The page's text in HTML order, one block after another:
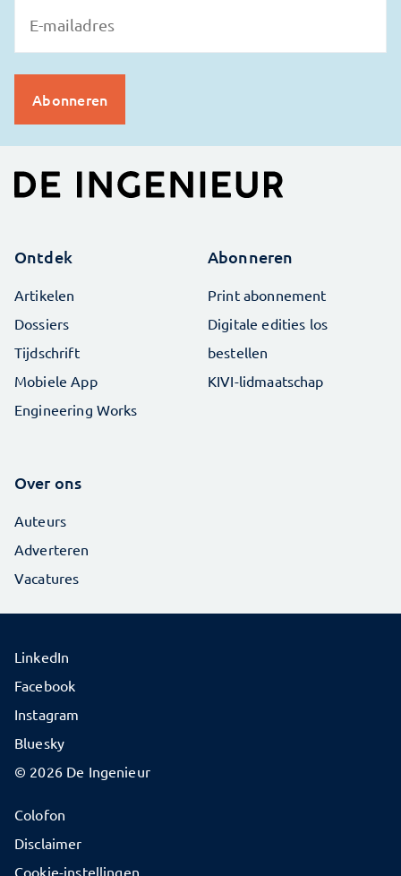
Ontdek
Artikelen
Dossiers
Tijdschrift
Mobiele App
Engineering Works
Abonneren
Print abonnement
Digitale edities los
bestellen
KIVI-lidmaatschap
Over ons
Auteurs
Adverteren
Vacatures
© 2026 De Ingenieur
Colofon
Disclaimer
Cookie-instellingen
LinkedIn
Facebook
Instagram
Bluesky